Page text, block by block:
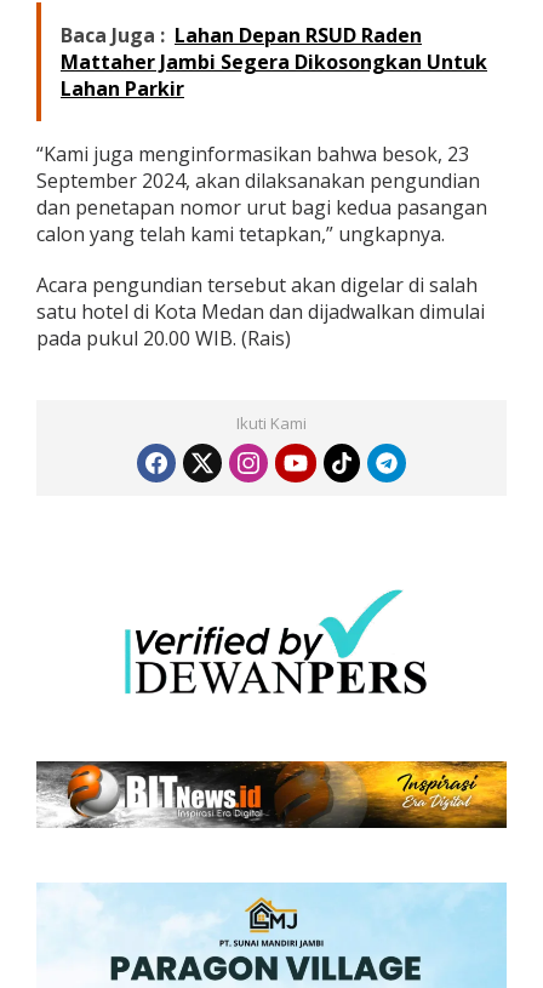
Baca Juga : Lahan Depan RSUD Raden
Mattaher Jambi Segera Dikosongkan Untuk
Lahan Parkir
“Kami juga menginformasikan bahwa besok, 23
September 2024, akan dilaksanakan pengundian
dan penetapan nomor urut bagi kedua pasangan
calon yang telah kami tetapkan,” ungkapnya.
Acara pengundian tersebut akan digelar di salah
satu hotel di Kota Medan dan dijadwalkan dimulai
pada pukul 20.00 WIB. (Rais)
Ikuti Kami